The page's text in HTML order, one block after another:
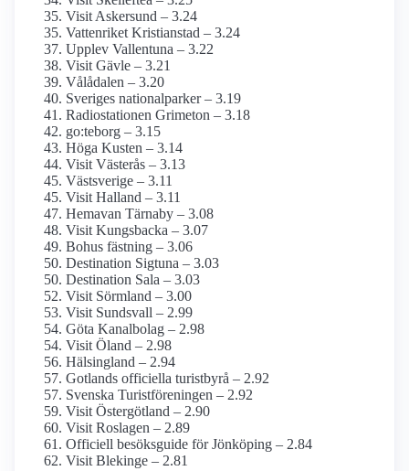
Visit Askersund – 3.24
Vattenriket Kristianstad – 3.24
Upplev Vallentuna – 3.22
Visit Gävle – 3.21
Vålådalen – 3.20
Sveriges nationalparker – 3.19
Radiostationen Grimeton – 3.18
go:teborg – 3.15
Höga Kusten – 3.14
Visit Västerås – 3.13
Västsverige – 3.11
Visit Halland – 3.11
Hemavan Tärnaby – 3.08
Visit Kungsbacka – 3.07
Bohus fästning – 3.06
Destination Sigtuna – 3.03
Destination Sala – 3.03
Visit Sörmland – 3.00
Visit Sundsvall – 2.99
Göta Kanalbolag – 2.98
Visit Öland – 2.98
Hälsingland – 2.94
Gotlands officiella turistbyrå – 2.92
Svenska Turistföreningen – 2.92
Visit Östergötland – 2.90
Visit Roslagen – 2.89
Officiell besöksguide för Jönköping – 2.84
Visit Blekinge – 2.81